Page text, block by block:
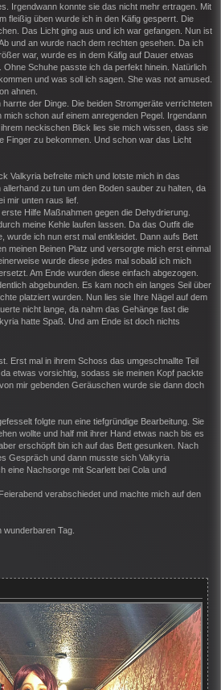
Irgendwann konnte sie das nicht mehr ertragen. Mit
fleißig üben wurde ich in den Käfig gesperrt. Die
Das Licht ging aus und ich war gefangen. Nun ist
und an wurde nach dem rechten gesehen. Da ich
war, wurde es in dem Käfig auf Dauer etwas
Ohne Schuhe passte ich da perfekt hinein. Natürlich
und was soll ich sagen. She was not amused.
ahnen.
der Dinge. Die beiden Stromgeräte verrichteten
mich schon auf einem anregenden Pegel. Irgendann
neckischen Blick lies sie mich wissen, dass sie
Finger zu bekommen. Und schon war das Licht
Valkyria befreite mich und lotste mich in das
zu tun um den Boden sauber zu halten, da
mir unten raus lief.
Hilfe Maßnahmen gegen die Dehydrierung.
meine Kehle laufen lassen. Da das Outfit die
wurde ich nun erst mal entkleidet. Dann aufs Bett
meinen Beinen Platz und versorgte mich erst einmal
wurde diese jedes mal sobald ich mich
Am Ende wurden diese einfach abgezogen.
abgebunden. Es kam noch ein langes Seil über
platziert wurden. Nun lies sie Ihre Nägel auf dem
nicht lange, da nahm das Gehänge fast die
hatte Spaß. Und am Ende ist doch nichts
Erst mal in ihrem Schoss das umgeschnallte Teil
etwas vorsichtig, sodass sie meinen Kopf packte
mir gebenden Geräuschen wurde sie dann doch
folgte nun eine tiefgründige Bearbeitung. Sie
wollte und half mit ihrer Hand etwas nach bis es
erschöpft bin ich auf das Bett gesunken. Nach
Gespräch und dann musste sich Valkyria
eine Nachsorge mit Scarlett bei Cola und
verabschiedet und machte mich auf den
Tag.